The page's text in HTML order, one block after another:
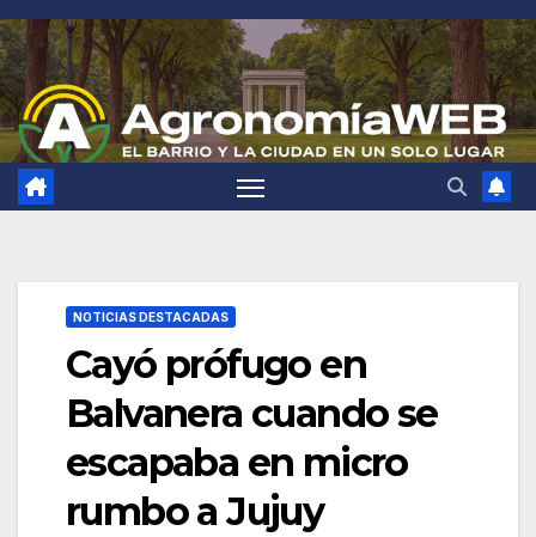
Saltar
al
contenido
NOTICIAS DESTACADAS
Cayó prófugo en
Balvanera cuando se
escapaba en micro
rumbo a Jujuy